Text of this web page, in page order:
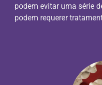
podem evitar uma série
podem requerer